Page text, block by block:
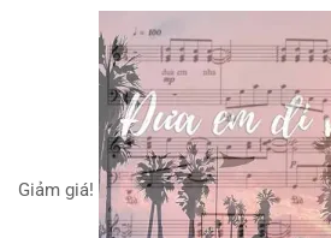
Giảm giá!